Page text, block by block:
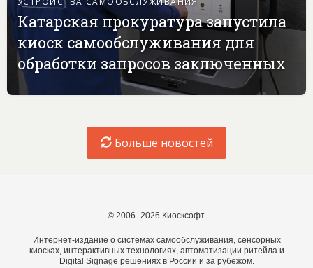
Катарская прокуратура запустила
киоск самообслуживания для
обработки запросов заключенных
Больше новостей
© 2006–2026 Киосксофт.
Интернет-издание о системах самообслуживания, сенсорных
киосках, интерактивных технологиях, автоматизации ритейла и
Digital Signage решениях в России и за рубежом.